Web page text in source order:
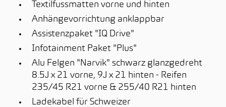
Textilfussmatten vorne und hinten
Anhängevorrichtung anklappbar
Assistenzpaket "IQ Drive"
Infotainment Paket "Plus"
Alu Felgen "Narvik" schwarz glanzgedreht
8.5J x 21 vorne, 9J x 21 hinten - Reifen
235/45 R21 vorne & 255/40 R21 hinten
Ladekabel für Schweizer